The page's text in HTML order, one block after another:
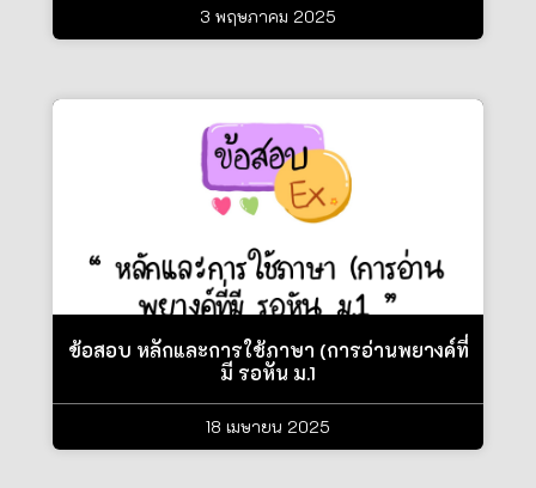
3 พฤษภาคม 2025
ข้อสอบ หลักและการใช้ภาษา (การอ่านพยางค์ที่
มี รอหัน ม.1
18 เมษายน 2025